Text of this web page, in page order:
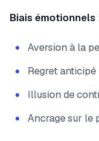
Biais émotionnels
Aversion à la
Regret anticipé
Illusion de
Ancrage sur le